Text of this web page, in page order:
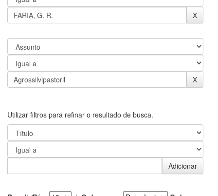
Utilizar filtros para refinar o resultado de busca.